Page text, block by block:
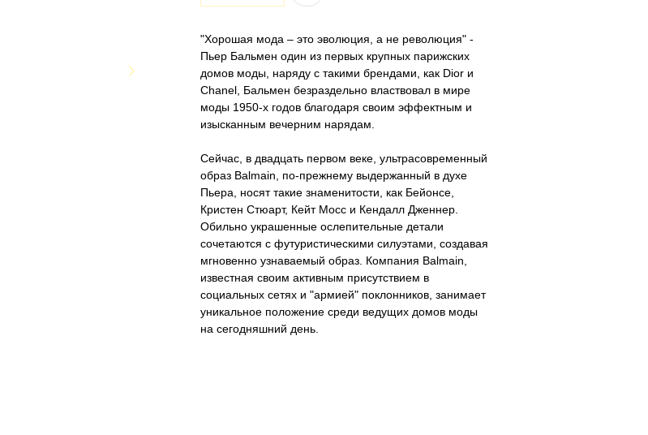
"Хорошая мода – это эволюция, а не революция" -
Пьер Бальмен один из первых крупных парижских
домов моды, наряду с такими брендами, как Dior и
Chanel, Бальмен безраздельно властвовал в мире
моды 1950-х годов благодаря своим эффектным и
изысканным вечерним нарядам.
Сейчас, в двадцать первом веке, ультрасовременный
образ Balmain, по-прежнему выдержанный в духе
Пьера, носят такие знаменитости, как Бейонсе,
Кристен Стюарт, Кейт Мосс и Кендалл Дженнер.
Обильно украшенные ослепительные детали
сочетаются с футуристическими силуэтами, создавая
мгновенно узнаваемый образ. Компания Balmain,
известная своим активным присутствием в
социальных сетях и "армией" поклонников, занимает
уникальное положение среди ведущих домов моды
на сегодняшний день.